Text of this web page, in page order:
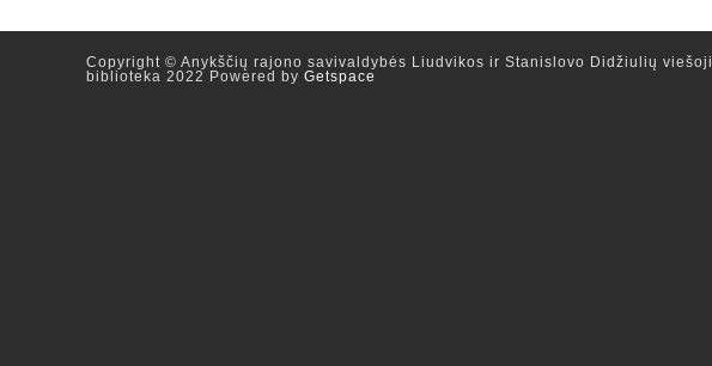
Copyright © Anykščių rajono savivaldybės Liudvikos ir Stanislovo Didžiulių viešoji
biblioteka 2022 Powered by Getspace